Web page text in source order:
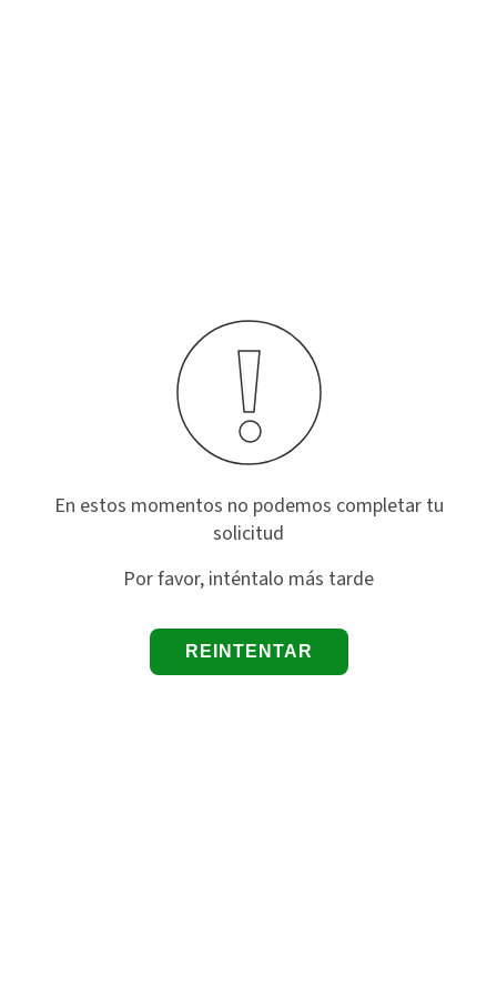
En estos momentos no podemos completar tu
solicitud
Por favor, inténtalo más tarde
REINTENTAR